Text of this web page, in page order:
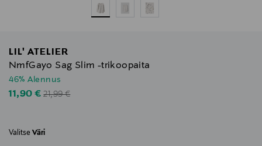
LIL' ATELIER
NmfGayo Sag Slim -trikoopaita
46% Alennus
Discounted Price
11,90 €Original Price
21,99 €
Valitse Väri